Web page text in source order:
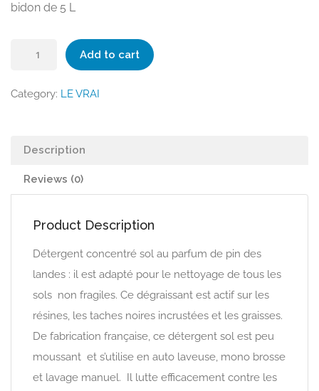
bidon de 5 L
Dégraissant
HM
Add to cart
Category: LE VRAI
Description
Reviews (0)
Product Description
Détergent concentré sol au parfum de pin des
landes : il est adapté pour le nettoyage de tous les
sols non fragiles. Ce dégraissant est actif sur les
résines, les taches noires incrustées et les graisses.
De fabrication française, ce détergent sol est peu
moussant et s’utilise en auto laveuse, mono brosse
et lavage manuel. Il lutte efficacement contre les